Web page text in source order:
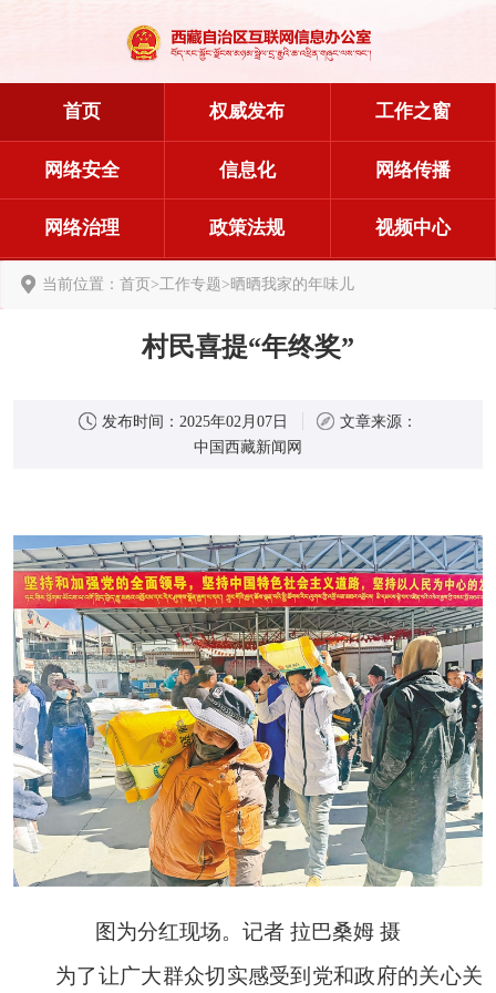
首页 权威发布 工作之窗
网络安全 信息化 网络传播
网络治理 政策法规 视频中心
当前位置： 首页>工作专题>晒晒我家的年味儿
村民喜提“年终奖”
发布时间： 2025年02月07日
文章来源：
中国西藏新闻网
图为分红现场。记者 拉巴桑姆 摄
为了让广大群众切实感受到党和政府的关心关